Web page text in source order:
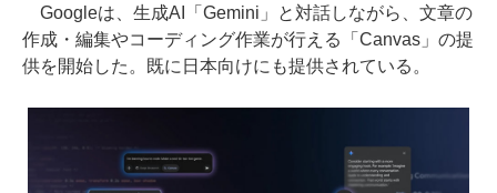
Googleは、生成AI「Gemini」と対話しながら、文章の
作成・編集やコーディング作業が行える「Canvas」の提
供を開始した。既に日本向けにも提供されている。